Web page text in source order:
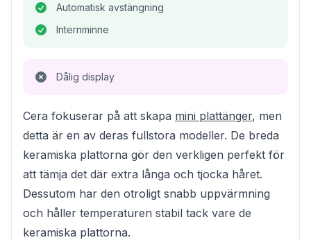
Automatisk avstängning
Internminne
Dålig display
Cera fokuserar på att skapa mini plattänger, men
detta är en av deras fullstora modeller. De breda
keramiska plattorna gör den verkligen perfekt för
att tämja det där extra långa och tjocka håret.
Dessutom har den otroligt snabb uppvärmning
och håller temperaturen stabil tack vare de
keramiska plattorna.